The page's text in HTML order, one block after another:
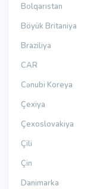
Bolqarıstan
Böyük Britaniya
Braziliya
CAR
Cənubi Koreya
Çexiya
Çexoslovakiya
Çili
Çin
Danimarka